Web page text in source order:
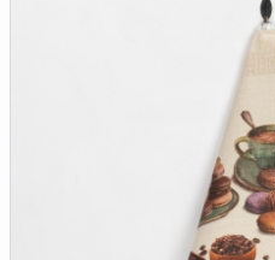
Текстильная галантерея и
Как оформить заказ